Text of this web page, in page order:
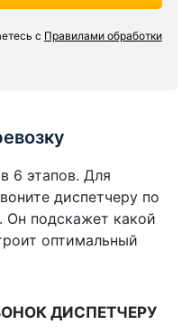
с Правилами обработки
6 этапов. Для
диспетчеру по
подскажет какой
оптимальный
ДИСПЕТЧЕРУ